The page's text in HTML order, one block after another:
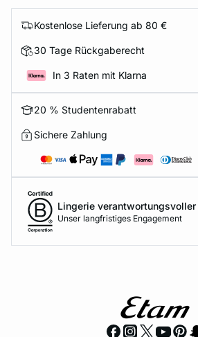
Kostenlose Lieferung ab 80 €
30 Tage Rückgaberecht
In 3 Raten mit Klarna
20 % Studentenrabatt
Sichere Zahlung
Lingerie
Unser langfristiges Engagement